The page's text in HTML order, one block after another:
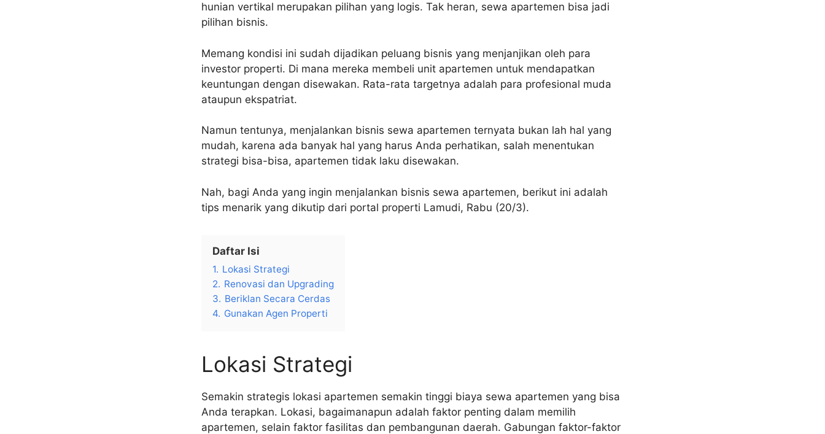
hunian vertikal merupakan pilihan yang logis. Tak heran, sewa apartemen bisa jadi
pilihan bisnis.
Memang kondisi ini sudah dijadikan peluang bisnis yang menjanjikan oleh para
investor properti. Di mana mereka membeli unit apartemen untuk mendapatkan
keuntungan dengan disewakan. Rata-rata targetnya adalah para profesional muda
ataupun ekspatriat.
Namun tentunya, menjalankan bisnis sewa apartemen ternyata bukan lah hal yang
mudah, karena ada banyak hal yang harus Anda perhatikan, salah menentukan
strategi bisa-bisa, apartemen tidak laku disewakan.
Nah, bagi Anda yang ingin menjalankan bisnis sewa apartemen, berikut ini adalah
tips menarik yang dikutip dari portal properti Lamudi, Rabu (20/3).
Daftar Isi
1. Lokasi Strategi
2. Renovasi dan Upgrading
3. Beriklan Secara Cerdas
4. Gunakan Agen Properti
Lokasi Strategi
Semakin strategis lokasi apartemen semakin tinggi biaya sewa apartemen yang bisa
Anda terapkan. Lokasi, bagaimanapun adalah faktor penting dalam memilih
apartemen, selain faktor fasilitas dan pembangunan daerah. Gabungan faktor-faktor